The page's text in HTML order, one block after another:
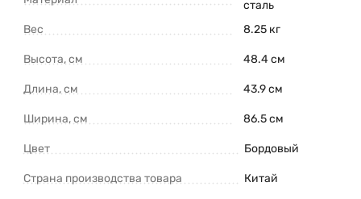
сталь
Вес
8.25 кг
Высота, см 48.4 см
Длина, см 43.9 см
Ширина, см 86.5 см
Цвет Бордовый
Страна производства товара Китай